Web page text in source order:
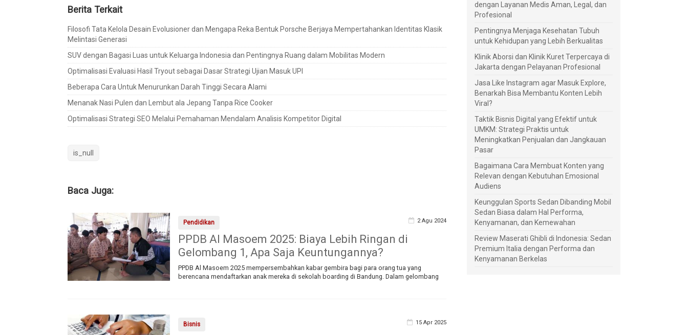
Berita Terkait
Filosofi Tata Kelola Desain Evolusioner dan Mengapa Reka Bentuk Porsche Berjaya Mempertahankan Identitas Klasik
Melintasi Generasi
SUV dengan Bagasi Luas untuk Keluarga Indonesia dan Pentingnya Ruang dalam Mobilitas Modern
Optimalisasi Evaluasi Hasil Tryout sebagai Dasar Strategi Ujian Masuk UPI
Beberapa Cara Untuk Menurunkan Darah Tinggi Secara Alami
Menanak Nasi Pulen dan Lembut ala Jepang Tanpa Rice Cooker
Optimalisasi Strategi SEO Melalui Pemahaman Mendalam Analisis Kompetitor Digital
is_null
Baca Juga:
Pendidikan 2 Agu 2024
PPDB Al Masoem 2025: Biaya Lebih Ringan di
Gelombang 1, Apa Saja Keuntungannya?
PPDB Al Masoem 2025 mempersembahkan kabar gembira bagi para orang tua yang
berencana mendaftarkan anak mereka di sekolah boarding di Bandung. Dalam gelombang
Bisnis 15 Apr 2025
dengan Layanan Medis Aman, Legal, dan
Profesional
Pentingnya Menjaga Kesehatan Tubuh
untuk Kehidupan yang Lebih Berkualitas
Klinik Aborsi dan Klinik Kuret Terpercaya di
Jakarta dengan Pelayanan Profesional
Jasa Like Instagram agar Masuk Explore,
Benarkah Bisa Membantu Konten Lebih
Viral?
Taktik Bisnis Digital yang Efektif untuk
UMKM: Strategi Praktis untuk
Meningkatkan Penjualan dan Jangkauan
Pasar
Bagaimana Cara Membuat Konten yang
Relevan dengan Kebutuhan Emosional
Audiens
Keunggulan Sports Sedan Dibanding Mobil
Sedan Biasa dalam Hal Performa,
Kenyamanan, dan Kemewahan
Review Maserati Ghibli di Indonesia: Sedan
Premium Italia dengan Performa dan
Kenyamanan Berkelas